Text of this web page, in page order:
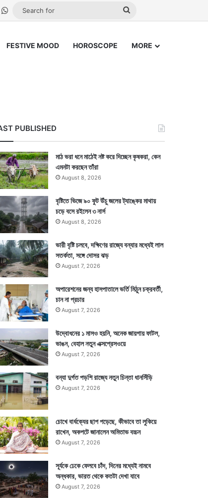
Play
WhatsApp
FESTIVE MOOD HOROSCOPE MORE
PUBLISHED
মাঠ ভরা ধনে মাঠেই নষ্ট করে দিচ্ছেন কৃষকরা, কেন
এমনটা করছেন তাঁরা
August 8, 2026
বৃষ্টিতে ভিজে ৯০ ফুট উঁচু জলের ট্যাঙ্কের মাথায়
চড়ে বসে রইলেন ৩ নার্স
August 8, 2026
ভারী বৃষ্টি চলবে, দক্ষিণের রাজ্যে বন্যার মধ্যেই লাল
সতর্কতা, সঙ্গে দোসর ঝড়
August 7, 2026
অপারেশনের জন্য হাসপাতালে ভর্তি মিঠুন চক্রবর্তী,
চান না প্রচার
August 7, 2026
উদ্বোধনের ১ মাসও হয়নি, অনেক জায়গায় ফাটল,
ভাঙন, বেহাল নতুন এক্সপ্রেসওয়ে
August 7, 2026
বন্যা দুর্গত পড়শি রাজ্যে নতুন চিন্তা ধানসিঁড়ি
August 7, 2026
চোখে বার্ধক্যের ছাপ পড়েছে, কীভাবে তা লুকিয়ে
রাখেন, অকপটে জানালেন অমিতাভ বচ্চন
August 7, 2026
সূর্যকে ঢেকে ফেলবে চাঁদ, দিনের মধ্যেই নামবে
অন্ধকার, ভারত থেকে কতটা দেখা যাবে
August 7, 2026